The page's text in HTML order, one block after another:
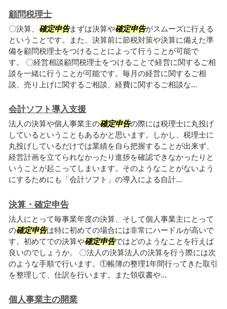
顧問税理士
〇決算、 確定申告まずは決算や確定申告がスムーズに行える
ということです。また、決算前に節税対策や決算に備えた準
備を顧問税理士をつけることによって行うことが可能で
す。 〇経営相談顧問税理士をつけることで経営に関するご相
談を一緒に行うことが可能です。毎月の経営に関するご相
談、売り上げに関するご相談、経費に関するご相談な...
会計ソフト導入支援
法人の決算や個人事業主の確定申告の際には税理士に丸投げ
しているということもあるかと思います。しかし、税理士に
丸投げしているだけでは業績を自ら把握することが出来ず、
経営計画を立てられなかったり進捗を確認できなかったりと
いうことが起こってしまいます。そのようなことがないよう
にするためにも「会計ソフト」の導入による自計...
決算・確定申告
法人にとって毎事業年度の決算、そして個人事業主にとって
の確定申告は特に初めての場合には非常にハードルが高いで
す。初めてでの決算や確定申告ではどのようなことを行えば
良いのでしょうか。 〇法人の決算法人の決算を行う際には次
のような手順で行います。①帳簿の整理1年間行ってきた取引
を整理して、仕訳を行います。また領収書や...
個人事業主の開業